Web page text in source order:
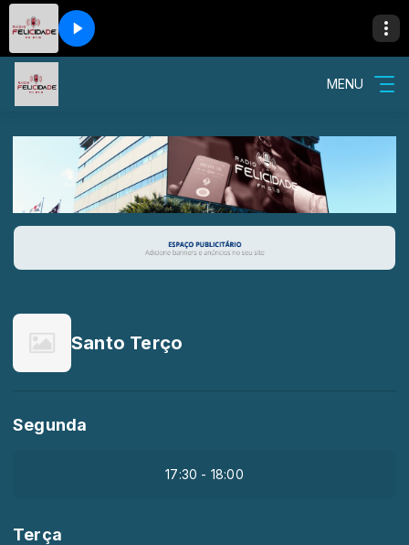
MENU
Santo Terço
Segunda
17:30 - 18:00
Terça